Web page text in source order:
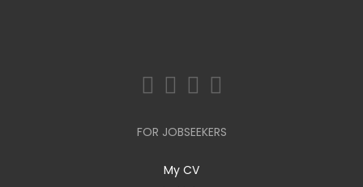
FOR JOBSEEKERS
My CV